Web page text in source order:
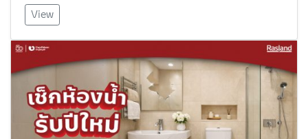
View